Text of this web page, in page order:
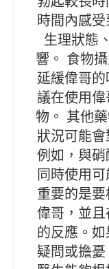
時間內感
生理狀態
響。 食物
延緩偉哥
議在使用
物。 其他
狀況可能
例如，與硝
同時使用
重要的是
偉哥，並
的反應。
疑問或擔